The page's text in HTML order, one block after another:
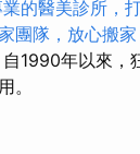
的醫美診所，
團隊，放心搬家
自1990年以來，
。